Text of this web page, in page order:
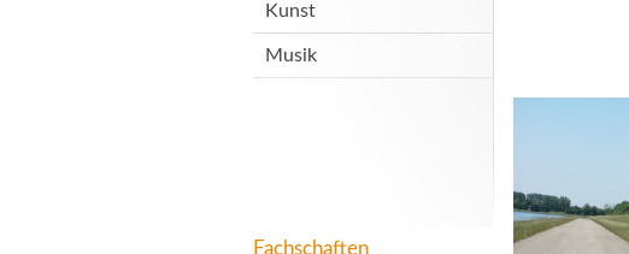
Kunst
Musik
Fachschaften